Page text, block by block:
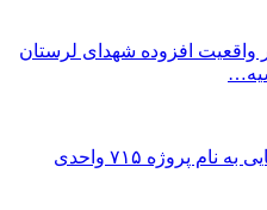
واقعیت افزوده شهدای لرستان
چشم انتظاری ملت در معمایی به نام پروژه ۷۱۵ واحدی